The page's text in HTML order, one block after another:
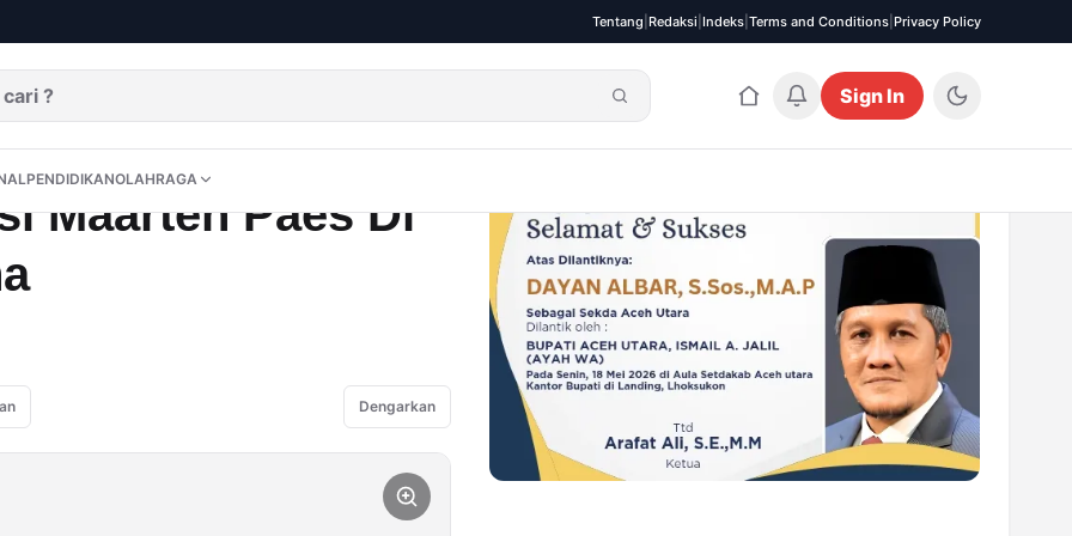
Tentang Redaksi Indeks Terms and Conditions Privacy Policy
OPININUSANTARAINTERNASIONALPENDIDIKANOLAHRAGA
Sign In
PENDIDIKANOLAHRAGA
Latihan Perdana
Maarten Paes Di
Dengarkan